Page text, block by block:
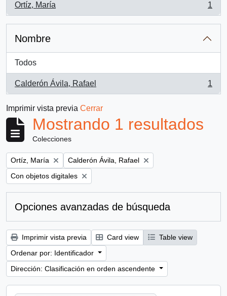
Ortíz, María
, 1 resultados
1
Nombre
Todos
Calderón Ávila, Rafael
, 1 resultados
1
Imprimir vista previa Cerrar
Mostrando 1 resultados
Colecciones
Remove filter:
Ortíz, María Remove filter:
Calderón Ávila, Rafael
Remove filter:
Con objetos digitales
Opciones avanzadas de búsqueda
Imprimir vista previa Card view
Table view
Ordenar por: Identificador
Dirección: Clasificación en orden ascendente